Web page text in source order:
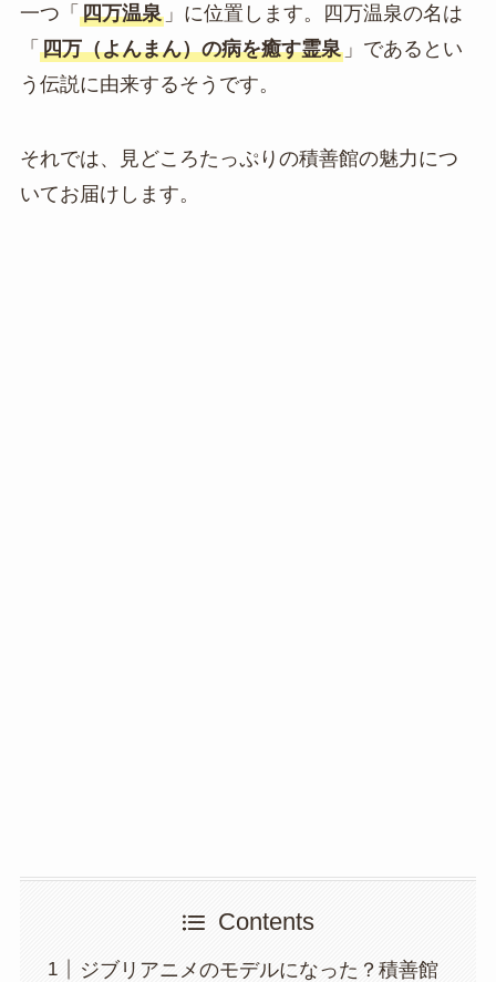
一つ「 四万温泉」に位置します。四万温泉の名は
「 四万（よんまん）の病を癒す霊泉」であるとい
う伝説に由来するそうです。
それでは、見どころたっぷりの積善館の魅力につ
いてお届けします。
Contents
ジブリアニメのモデルになった？積善館